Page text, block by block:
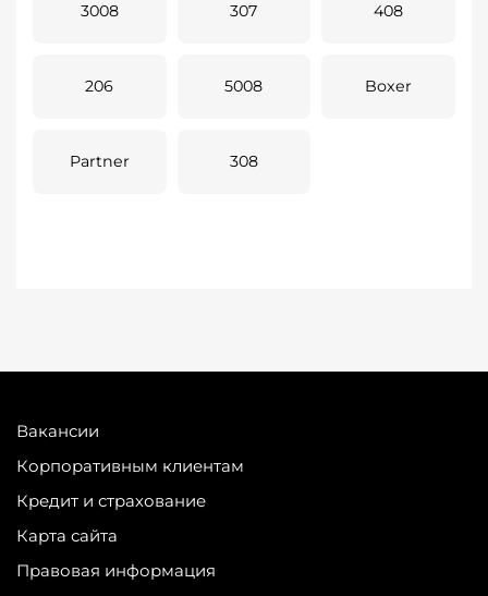
3008 307 408
206 5008 Boxer
Partner 308
Вакансии
Корпоративным клиентам
Кредит и страхование
Карта сайта
Правовая информация